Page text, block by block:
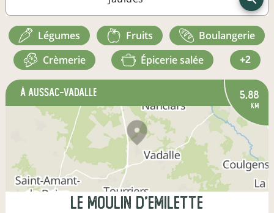
légumes fruits
boulangerie
crèmerie
épicerie salée +2
à Aussac-Vadalle 5,88
km
le moulin d'emilette